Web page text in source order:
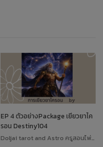
EP 4 ตัวอย่างPackage เยียวยาไค
รอน Destiny104
Doljai tarot and Astro ครูสอนไพ่ทาโรต์